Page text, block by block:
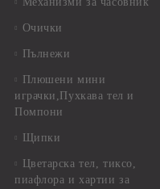
Очички
Пълнежи
Плюшени мини
играчки,Пухкава тел и
Помпони
Щипки
Цветарска тел, тиксо,
пиафлора и хартии за